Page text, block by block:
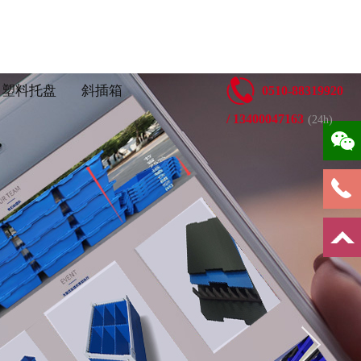
塑料托盘 斜插箱 0510-88319920
/ 13400047163 (24h)